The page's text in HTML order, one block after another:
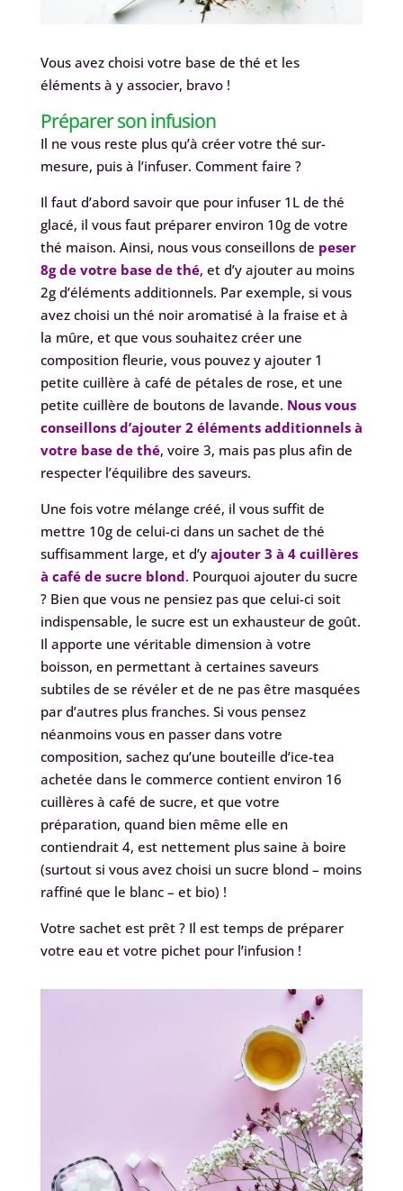
Vous avez choisi votre base de thé et les
éléments à y associer, bravo !
Préparer son infusion
Il ne vous reste plus qu’à créer votre thé sur-
mesure, puis à l’infuser. Comment faire ?
Il faut d’abord savoir que pour infuser 1L de thé
glacé, il vous faut préparer environ 10g de votre
thé maison. Ainsi, nous vous conseillons de peser
8g de votre base de thé, et d’y ajouter au moins
2g d’éléments additionnels. Par exemple, si vous
avez choisi un thé noir aromatisé à la fraise et à
la mûre, et que vous souhaitez créer une
composition fleurie, vous pouvez y ajouter 1
petite cuillère à café de pétales de rose, et une
petite cuillère de boutons de lavande. Nous vous
conseillons d’ajouter 2 éléments additionnels à
votre base de thé, voire 3, mais pas plus afin de
respecter l’équilibre des saveurs.
Une fois votre mélange créé, il vous suffit de
mettre 10g de celui-ci dans un sachet de thé
suffisamment large, et d’y ajouter 3 à 4 cuillères
à café de sucre blond. Pourquoi ajouter du sucre
? Bien que vous ne pensiez pas que celui-ci soit
indispensable, le sucre est un exhausteur de goût.
Il apporte une véritable dimension à votre
boisson, en permettant à certaines saveurs
subtiles de se révéler et de ne pas être masquées
par d’autres plus franches. Si vous pensez
néanmoins vous en passer dans votre
composition, sachez qu’une bouteille d’ice-tea
achetée dans le commerce contient environ 16
cuillères à café de sucre, et que votre
préparation, quand bien même elle en
contiendrait 4, est nettement plus saine à boire
(surtout si vous avez choisi un sucre blond – moins
raffiné que le blanc – et bio) !
Votre sachet est prêt ? Il est temps de préparer
votre eau et votre pichet pour l’infusion !